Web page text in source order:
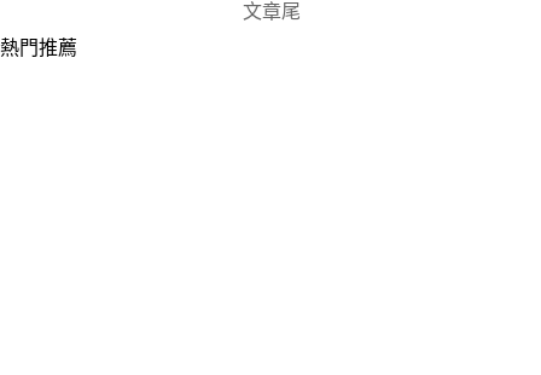
文章尾
熱門推薦